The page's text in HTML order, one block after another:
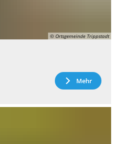
© Ortsgemeinde Trippstadt
Mehr